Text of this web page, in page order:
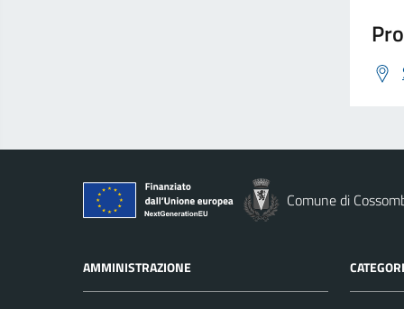
Comune di
AMMINISTRAZIONE